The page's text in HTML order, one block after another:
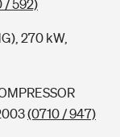
/ 592)
270 kW,
(0710 / 947)